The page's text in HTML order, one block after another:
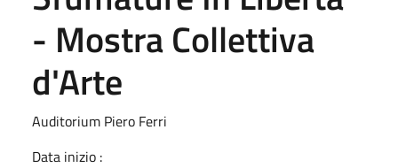
- Mostra Collettiva
d'Arte
Auditorium Piero Ferri
Data inizio :